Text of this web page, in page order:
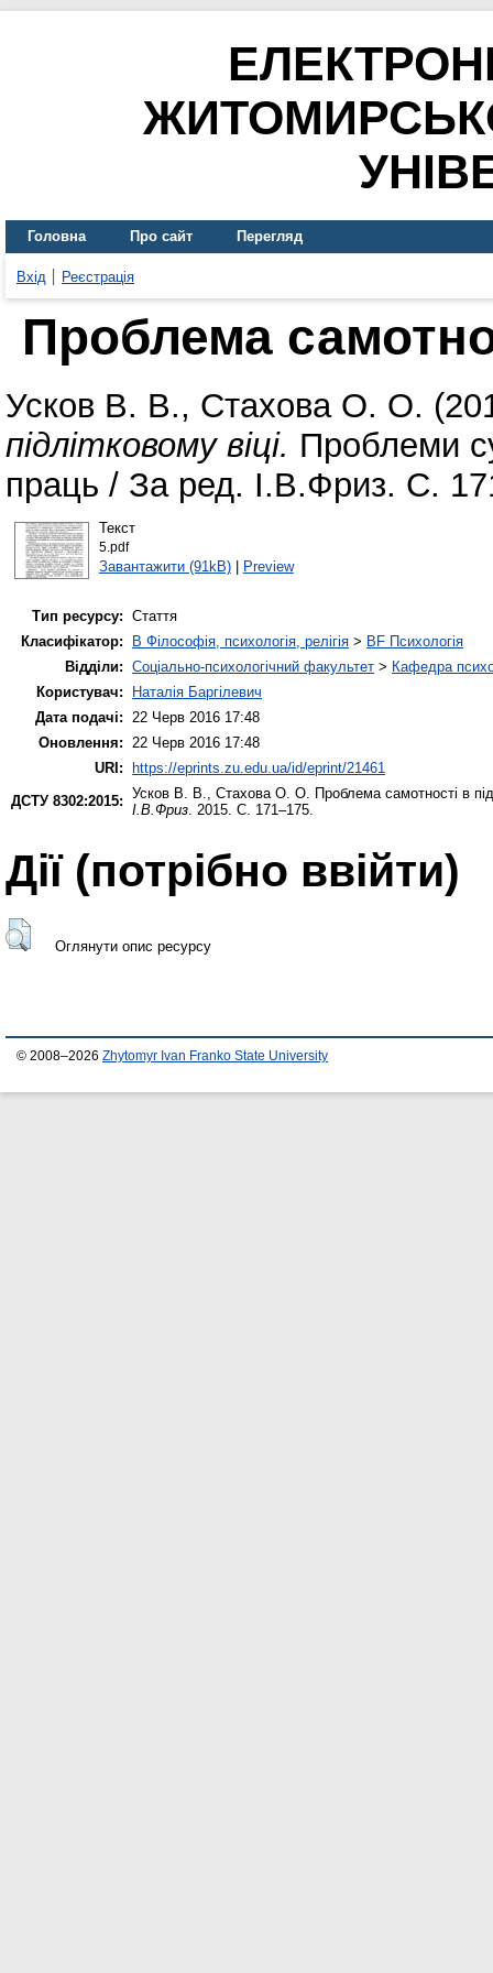
Головна Про сайт Перегляд
Вхід Реєстрація
Проблема
Усков В. В., Стахова О. О.
підлітковому віці. Проблеми
праць / За ред. І.В.Фриз. С.
Текст
5.pdf
Завантажити (91kB)| Preview
Тип ресурсу: Стаття
Класифікатор:
B Філософія, психологія, релігія > BF Психологія
Відділи: Соціально-психологічний факультет > Кафедра
Користувач:
Наталія Баргілевич
Дата подачі: 22 Черв 2016 17:48
Оновлення: 22 Черв 2016 17:48
URI:
https://eprints.zu.edu.ua/id/eprint/21461
ДСТУ 8302:2015: Усков В. В., Стахова О. О. Проблема самотності в
І.В.Фриз. 2015. С. 171–175.
Дії ​​(потрібно ввійти)
Оглянути опис ресурсу
© 2008–2026 Zhytomyr Ivan Franko State University